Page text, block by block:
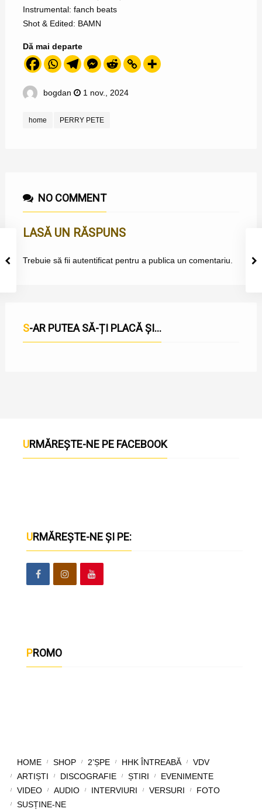
Instrumental: fanch beats
Shot & Edited: BAMN
Dă mai departe
bogdan 1 nov., 2024
home PERRY PETE
NO COMMENT
LASĂ UN RĂSPUNS
Trebuie să fii autentificatpentru a publica un comentariu.
S-AR PUTEA SĂ-ȚI PLACĂ ȘI...
URMĂREȘTE-NE PE FACEBOOK
URMĂREȘTE-NE ȘI PE:
PROMO
HOME SHOP 2’ȘPE HHK ÎNTREABĂ
VDV
ARTIȘTI
DISCOGRAFIE ȘTIRI
EVENIMENTE
VIDEO
AUDIO INTERVIURI VERSURI
FOTO
SUSȚINE-NE